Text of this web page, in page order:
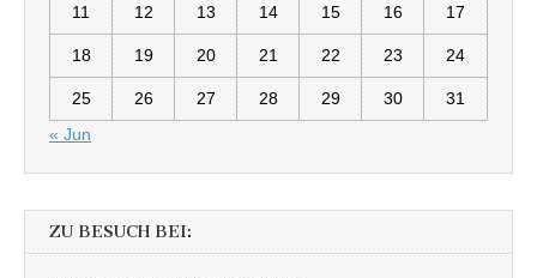
11 12 13 14 15 16 17
18 19 20 21 22 23 24
25 26 27 28 29 30
31
« Jun
ZU BESUCH BEI: